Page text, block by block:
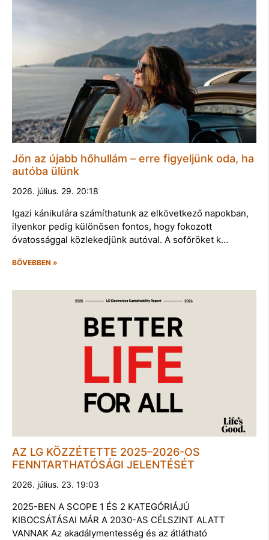
Jön az újabb hőhullám – erre figyeljünk oda, ha
autóba ülünk
2026. július. 29. 20:18
Igazi kánikulára számíthatunk az elkövetkező napokban,
ilyenkor pedig különösen fontos, hogy fokozott
óvatossággal közlekedjünk autóval. A sofőröket k…
BŐVEBBEN »
AZ LG KÖZZÉTETTE 2025–2026-OS
FENNTARTHATÓSÁGI JELENTÉSÉT
2026. július. 23. 19:03
2025-BEN A SCOPE 1 ÉS 2 KATEGÓRIÁJÚ
KIBOCSÁTÁSAI MÁR A 2030-AS CÉLSZINT ALATT
VANNAK Az akadálymentesség és az átlátható